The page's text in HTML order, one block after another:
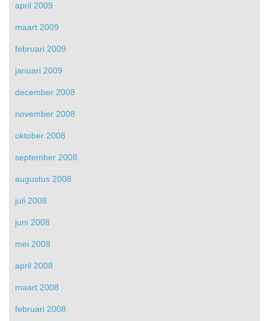
april 2009
maart 2009
februari 2009
januari 2009
december 2008
november 2008
oktober 2008
september 2008
augustus 2008
juli 2008
juni 2008
mei 2008
april 2008
maart 2008
februari 2008